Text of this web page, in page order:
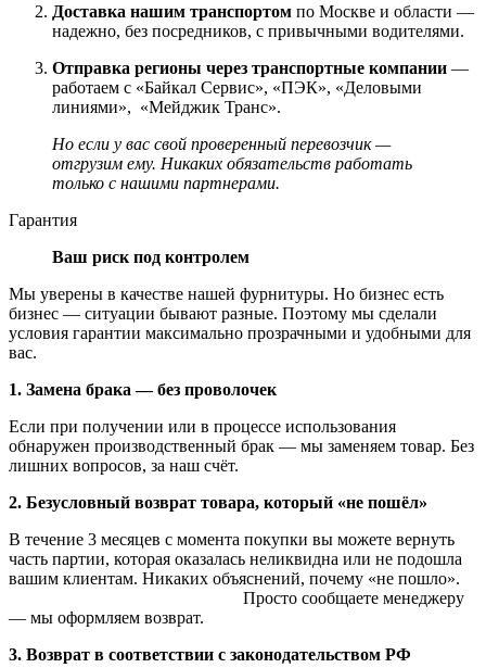
Доставка нашим транспортом по Москве и области —
надежно, без посредников, с привычными водителями.
Отправка регионы через транспортные компании —
работаем с «Байкал Сервис», «ПЭК», «Деловыми
линиями», «Мейджик Транс».
Но если у вас свой проверенный перевозчик —
отгрузим ему. Никаких обязательств работать
только с нашими партнерами.
Гарантия
Ваш риск под контролем
Мы уверены в качестве нашей фурнитуры. Но бизнес есть
бизнес — ситуации бывают разные. Поэтому мы сделали
условия гарантии максимально прозрачными и удобными для
вас.
1. Замена брака — без проволочек
Если при получении или в процессе использования
обнаружен производственный брак — мы заменяем товар. Без
лишних вопросов, за наш счёт.
2. Безусловный возврат товара, который «не пошёл»
В течение 3 месяцев с момента покупки вы можете вернуть
часть партии, которая оказалась неликвидна или не подошла
вашим клиентам. Никаких объяснений, почему «не пошло».
Просто сообщаете менеджеру
— мы оформляем возврат.
3. Возврат в соответствии с законодательством РФ